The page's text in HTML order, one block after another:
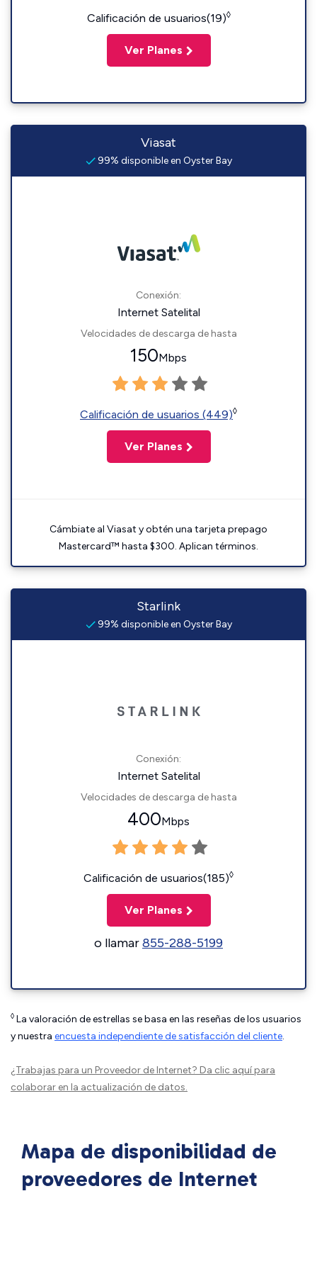
Calificación de usuarios(19)◊
Ver Planes
Viasat
99% disponible en Oyster Bay
Conexión:
Internet Satelital
Velocidades de descarga de hasta
150Mbps
Calificación de usuarios (449)◊
Ver Planes
Cámbiate al Viasat y obtén una tarjeta prepago
Mastercard™ hasta $300. Aplican términos.
Starlink
99% disponible en Oyster Bay
Conexión:
Internet Satelital
Velocidades de descarga de hasta
400Mbps
Calificación de usuarios(185)◊
Ver Planes
o llamar855-288-5199
◊ La valoración de estrellas se basa en las reseñas de los usuarios
y nuestra encuesta independiente de satisfacción del cliente.
¿Trabajas para un Proveedor de Internet? Da clic aquípara
colaborar en la actualización de datos.
Mapa de disponibilidad de
proveedores de Internet